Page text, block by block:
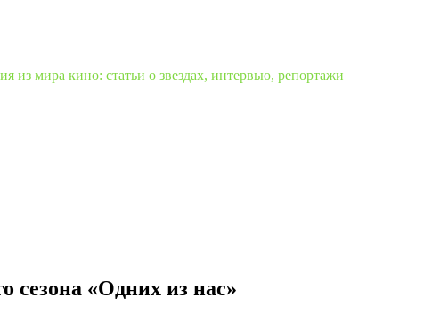
из мира кино: статьи о звездах, интервью, репортажи
сезона «Одних из нас»